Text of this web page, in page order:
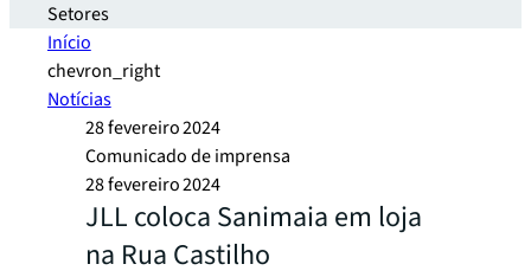
Setores
Início
chevron_right
Notícias
28 fevereiro 2024
Comunicado de imprensa
28 fevereiro 2024
JLL coloca Sanimaia em loja
na Rua Castilho